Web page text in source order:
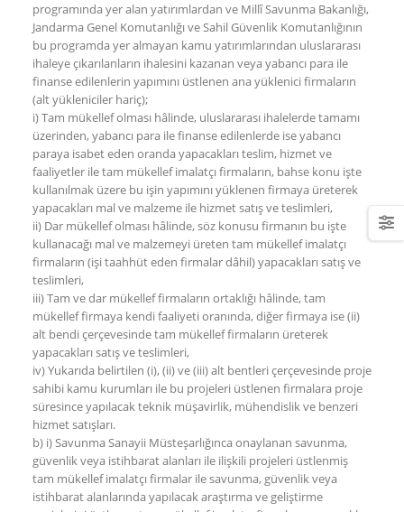
programında yer alan yatırımlardan ve Millî Savunma Bakanlığı,
Jandarma Genel Komutanlığı ve Sahil Güvenlik Komutanlığının
bu programda yer almayan kamu yatırımlarından uluslararası
ihaleye çıkarılanların ihalesini kazanan veya yabancı para ile
finanse edilenlerin yapımını üstlenen ana yüklenici firmaların
(alt yükleniciler hariç);
i) Tam mükellef olması hâlinde, uluslararası ihalelerde tamamı
üzerinden, yabancı para ile finanse edilenlerde ise yabancı
paraya isabet eden oranda yapacakları teslim, hizmet ve
faaliyetler ile tam mükellef imalatçı firmaların, bahse konu işte
kullanılmak üzere bu işin yapımını yüklenen firmaya üreterek
yapacakları mal ve malzeme ile hizmet satış ve teslimleri,
ii) Dar mükellef olması hâlinde, söz konusu firmanın bu işte
kullanacağı mal ve malzemeyi üreten tam mükellef imalatçı
firmaların (işi taahhüt eden firmalar dâhil) yapacakları satış ve
teslimleri,
iii) Tam ve dar mükellef firmaların ortaklığı hâlinde, tam
mükellef firmaya kendi faaliyeti oranında, diğer firmaya ise (ii)
alt bendi çerçevesinde tam mükellef firmaların üreterek
yapacakları satış ve teslimleri,
iv) Yukarıda belirtilen (i), (ii) ve (iii) alt bentleri çerçevesinde proje
sahibi kamu kurumları ile bu projeleri üstlenen firmalara proje
süresince yapılacak teknik müşavirlik, mühendislik ve benzeri
hizmet satışları.
b) i) Savunma Sanayii Müsteşarlığınca onaylanan savunma,
güvenlik veya istihbarat alanları ile ilişkili projeleri üstlenmiş
tam mükellef imalatçı firmalar ile savunma, güvenlik veya
istihbarat alanlarında yapılacak araştırma ve geliştirme